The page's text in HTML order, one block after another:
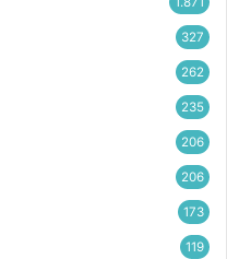
327
262
235
206
206
173
119